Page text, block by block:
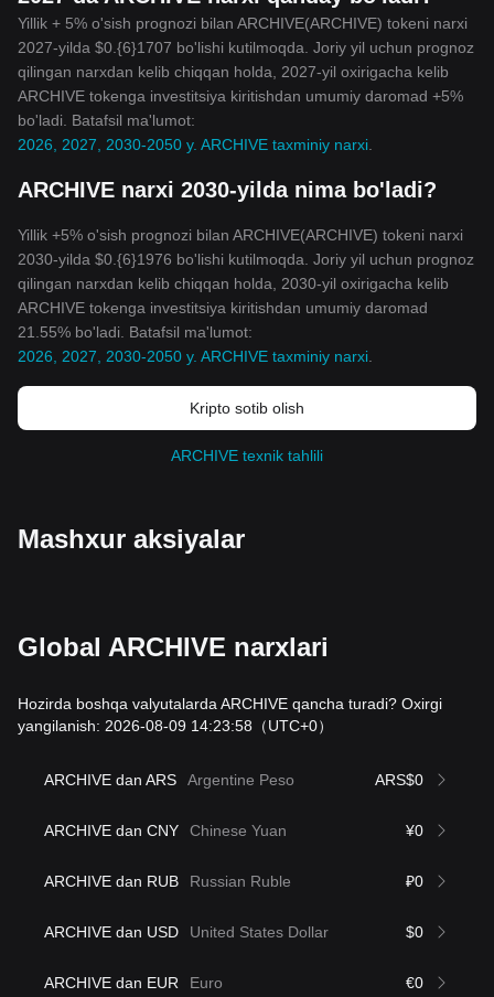
Yillik + 5% o'sish prognozi bilan ARCHIVE(ARCHIVE) tokeni narxi
2027-yilda $0.{6}1707 bo'lishi kutilmoqda. Joriy yil uchun prognoz
qilingan narxdan kelib chiqqan holda, 2027-yil oxirigacha kelib
ARCHIVE tokenga investitsiya kiritishdan umumiy daromad +5%
bo'ladi. Batafsil ma'lumot:
2026, 2027, 2030-2050 y. ARCHIVE taxminiy narxi
ARCHIVE narxi 2030-yilda nima bo'ladi?
Yillik +5% o'sish prognozi bilan ARCHIVE(ARCHIVE) tokeni narxi
2030-yilda $0.{6}1976 bo'lishi kutilmoqda. Joriy yil uchun prognoz
qilingan narxdan kelib chiqqan holda, 2030-yil oxirigacha kelib
ARCHIVE tokenga investitsiya kiritishdan umumiy daromad
21.55% bo'ladi. Batafsil ma'lumot:
2026, 2027, 2030-2050 y. ARCHIVE taxminiy narxi
Kripto sotib olish
ARCHIVE texnik tahlili
Mashxur aksiyalar
Global ARCHIVE narxlari
Hozirda boshqa valyutalarda ARCHIVE qancha turadi? Oxirgi
yangilanish: 2026-08-09 14:23:58 （UTC+0）
ARCHIVE dan ARS Argentine Peso ARS$0
ARCHIVE dan CNY Chinese Yuan ¥0
ARCHIVE dan RUB Russian Ruble ₽0
ARCHIVE dan USD United States Dollar $0
ARCHIVE dan EUR Euro €0